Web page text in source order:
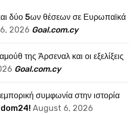
δύο 5ων θέσεων σε Ευρωπαϊκά
2026 Goal.com.cy
της Άρσεναλ και οι εξελίξεις
Goal.com.cy
συμφωνία στην ιστορία
August 6, 2026